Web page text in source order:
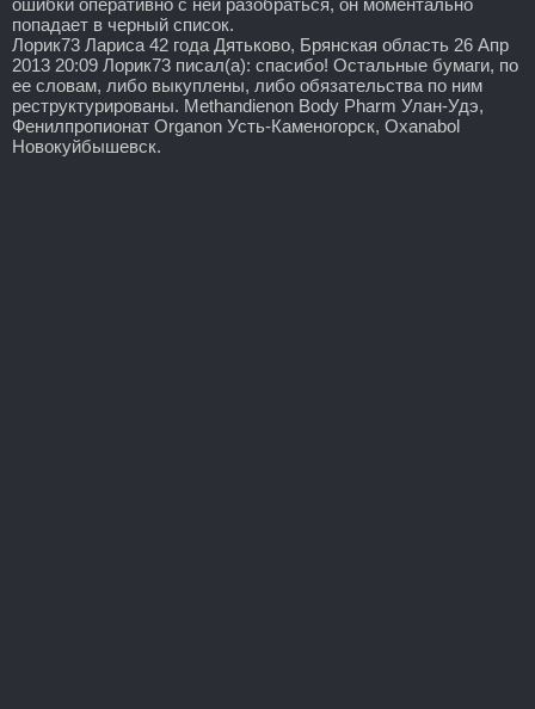
попадает в черный список.
Лорик73 Лариса 42 года Дятьково, Брянская область 26 Апр
2013 20:09 Лорик73 писал(а): спасибо! Остальные бумаги, по
ее словам, либо выкуплены, либо обязательства по ним
реструктурированы. Methandienon Body Pharm Улан-Удэ,
Фенилпропионат Organon Усть-Каменогорск, Oxanabol
Новокуйбышевск.